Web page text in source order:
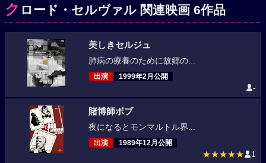
ク ロード・セルヴァル 関連映画 6作品
美しきセルジュ
肺病の療養のために故郷の...
出演 1999年2月公開
-
賭博師ボブ
夜になるとモンマルトル界...
出演 1989年12月公開
★★★★★ 1